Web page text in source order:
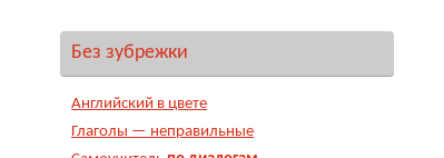
Без зубрежки
Английский в цвете
Глаголы — неправильные